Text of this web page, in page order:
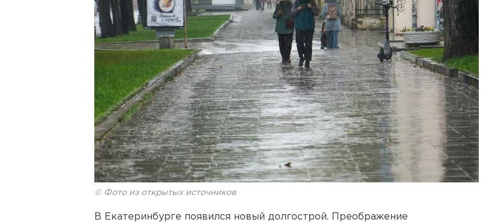
© Фото из открытых источников
В Екатеринбурге появился новый долгострой. Преображение